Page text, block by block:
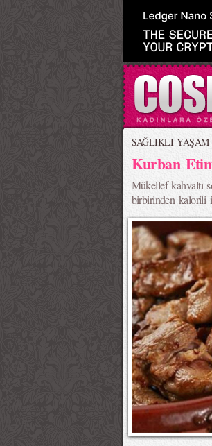
SAĞLIKLI YAŞAM
Kurban
Mükellef kahvaltı
birbirinden